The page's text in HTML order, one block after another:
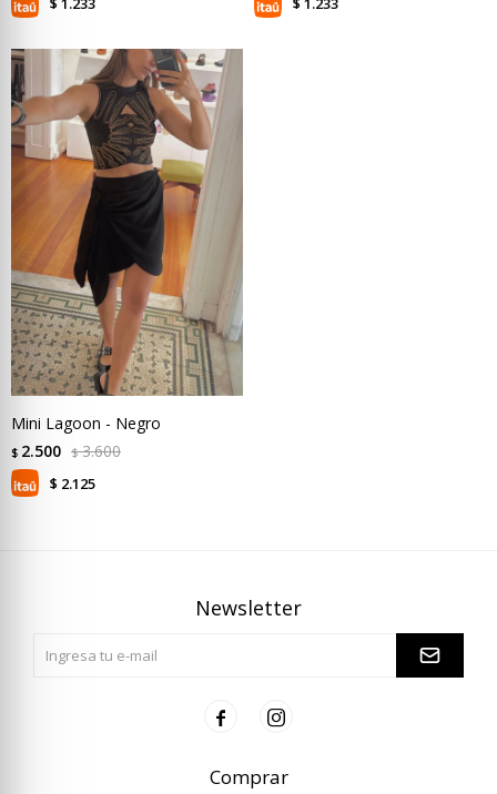
Mini Lagoon - Negro
$ 2.500 $ 3.600
$ 2.125
Comprar
Newsletter
 